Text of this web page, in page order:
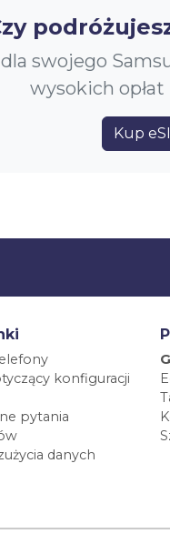
swojego
wysokich
Kup
konfiguracji
pytania
danych